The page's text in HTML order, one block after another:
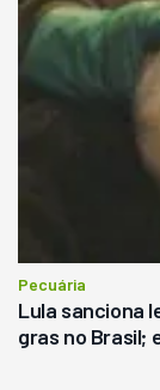
Pecuária
Lula sanciona
gras no Brasil;